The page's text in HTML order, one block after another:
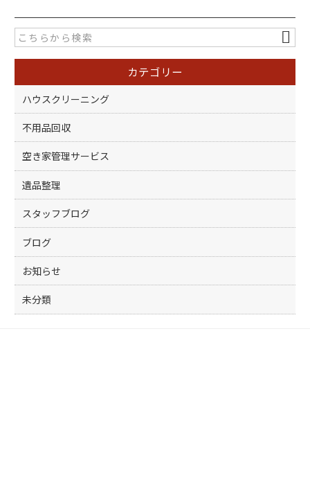
e
b
o
o
k
er
カテゴリー
ハウスクリーニング
不用品回収
空き家管理サービス
遺品整理
スタッフブログ
ブログ
お知らせ
未分類